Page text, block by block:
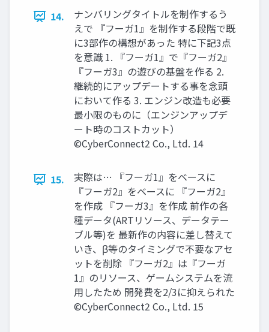
14.
ナンバリングタイトルを制作するう
えで 『フーガ1』を制作する段階で既
に3部作の構想があった 特に下記3点
を意識 1. 『フーガ1』で『フーガ2』
『フーガ3』の遊びの基盤を作る 2.
継続的にアップデートする事を念頭
において作る 3. エンジン改造も必要
最小限のものに（エンジンアップデ
ート時のコストカット）
©CyberConnect2 Co., Ltd. 14
15.
実際は… 『フーガ1』をベースに
『フーガ2』をベースに 『フーガ2』
を作成 『フーガ3』を作成 前作の各
種データ(ARTリソース、データテー
ブル等)を 最新作の内容に差し替えて
いき、β等のタイミングで不要なアセ
ットを削除 『フーガ2』は『フーガ
1』のリソース、ゲームシステムを流
用したため 開発費を2/3に抑えられた
©CyberConnect2 Co., Ltd. 15